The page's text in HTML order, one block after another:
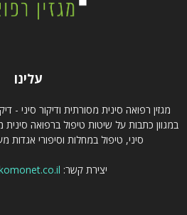
עלינו
מגזין רפואה סינית מסורתית ודיקור סיני -
במגוון כתבות על שיטות טיפול ברפואה סינית
סיני, טיפול במחלות וסיפורי אגדות
יצירת קשר: